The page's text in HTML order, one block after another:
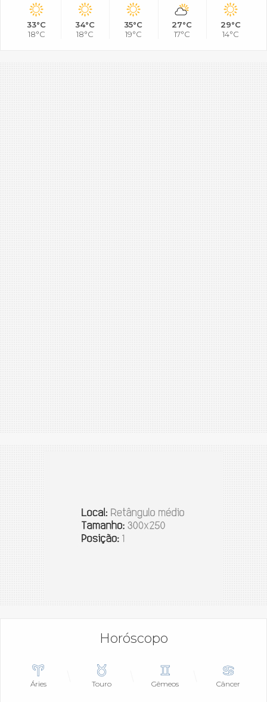
33°C
18°C
34°C
18°C
35°C
19°C
27°C
17°C
29°C
14°C
Horóscopo
Áries Touro Gêmeos Câncer